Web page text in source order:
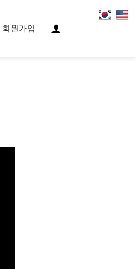
회원가입